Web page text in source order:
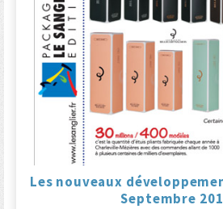
Les nouveaux
Septembre